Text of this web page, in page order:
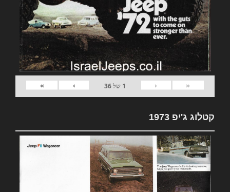
«
‹
1 של36
›
»
קטלוג ג'יפ 1973